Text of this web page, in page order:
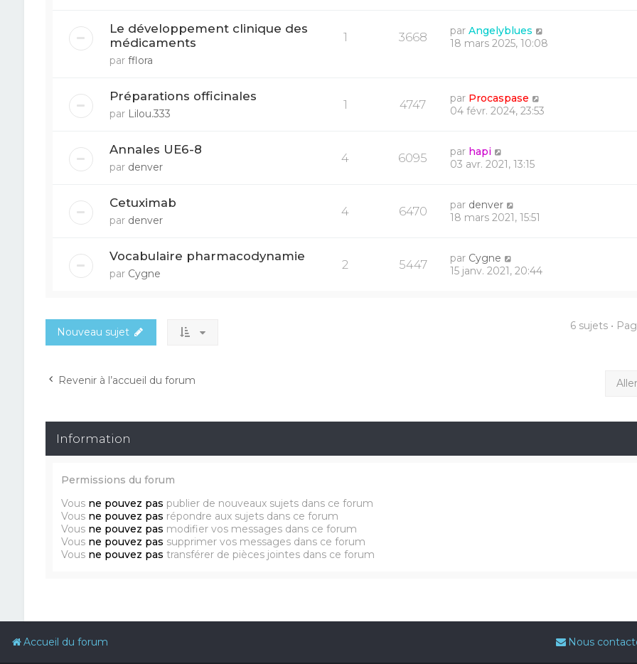
Le développement clinique des
médicaments
par fflora
1 3668 parAngelyblues
18 mars 2025, 10:08
Préparations officinales
par Lilou.333
1 4747 par Procaspase
04 févr. 2024, 23:53
Annales UE6-8
par denver
4 6095 par hapi
03 avr. 2021, 13:15
Cetuximab
par denver
4 6470 par denver
18 mars 2021, 15:51
Vocabulaire pharmacodynamie
par Cygne
2 5447 par Cygne
15 janv. 2021, 20:44
Nouveau sujet 6 sujets •
Revenir à l’accueil du forum Aller
Information
Permissions du forum
Vous ne pouvez pas publier de nouveaux sujets dans ce forum
Vous ne pouvez pas répondre aux sujets dans ce forum
Vous ne pouvez pas modifier vos messages dans ce forum
Vous ne pouvez pas supprimer vos messages dans ce forum
Vous ne pouvez pas transférer de pièces jointes dans ce forum
Accueil du forum Nous